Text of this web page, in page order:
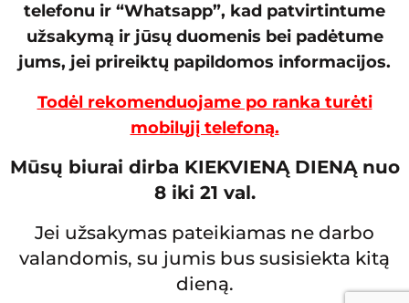
telefonu ir “Whatsapp”, kad patvirtintume
užsakymą ir jūsų duomenis bei padėtume
jums, jei prireiktų papildomos informacijos.
Todėl rekomenduojame po ranka turėti
mobilųjį telefoną.
Mūsų biurai dirba KIEKVIENĄ DIENĄ nuo
8 iki 21 val.
Jei užsakymas pateikiamas ne darbo
valandomis, su jumis bus susisiekta kitą
dieną.